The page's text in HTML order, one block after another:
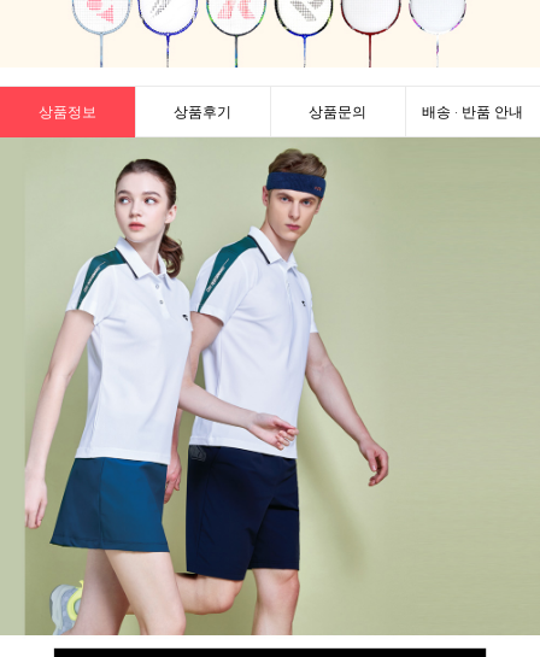
상품정보 상품후기 상품문의 배송 · 반품 안내